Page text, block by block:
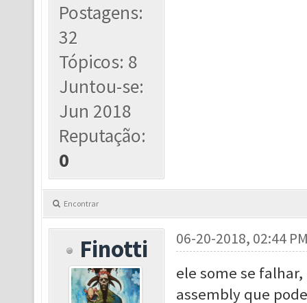
Postagens:
32
Tópicos: 8
Juntou-se:
Jun 2018
Reputação:
0
Encontrar
Finotti 06-20-2018, 02:44
ele some se
assembly que